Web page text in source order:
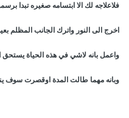
فلاعلاجه لك الا ابتسامه صغيره تبدا
اخرج الى النور واترك الجانب المظلم
واعمل بانه لاشي في هذه الحياة يستحق
وبانه مهما طالت المدة اوقصرت سوف